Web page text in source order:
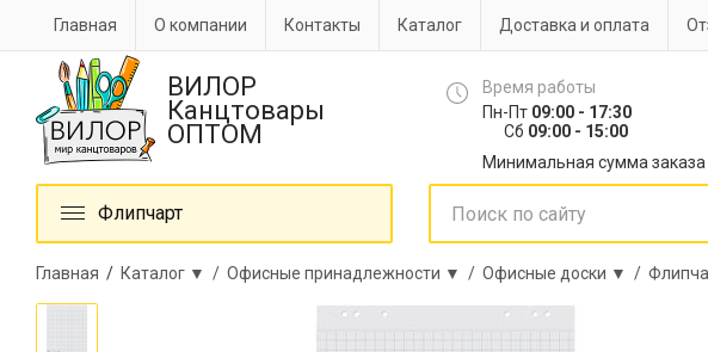
Главная О компании Контакты Каталог Доставка и оплата
ВИЛОР
Канцтовары
ОПТОМ
Время работы
Пн-Пт 09:00 - 17:30
Сб 09:00 - 15:00
Минимальная сумма заказа
Флипчарт
Главная / Каталог ▼ / Офисные принадлежности ▼ / Офисные доски ▼ /